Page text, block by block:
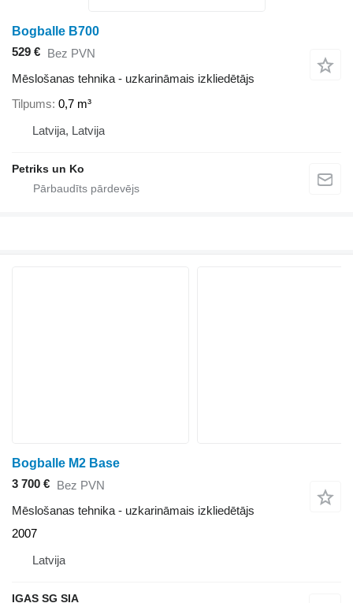
Bogballe B700
529 € Bez PVN
Mēslošanas tehnika - uzkarināmais izkliedētājs
Tilpums 0,7 m³
Latvija, Latvija
Petriks un Ko
Bogballe M2 Base
3 700 € Bez PVN
Mēslošanas tehnika - uzkarināmais izkliedētājs
2007
Latvija
IGAS SG SIA